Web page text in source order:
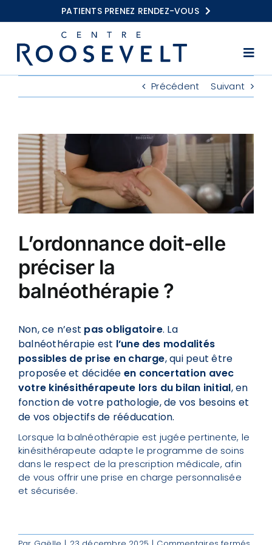
au
PATIENTS PRENEZ RENDEZ-VOUS
Balnéothérapie
Ostéopathie
Centres Roosevelt
Conseils
FAQ
Contact
Précédent Suivant
Voir
l'image
agrandie
L’ordonnance doit-elle
préciser la
balnéothérapie ?
Non, ce n’est pas obligatoire. La
balnéothérapie est l’une des modalités
possibles de prise en charge, qui peut être
proposée et décidée en concertation avec
votre kinésithérapeute lors du bilan initial, en
fonction de votre pathologie, de vos besoins et
de vos objectifs de rééducation.
Lorsque la balnéothérapie est jugée pertinente, le
kinésithérapeute adapte le programme de soins
dans le respect de la prescription médicale, afin
de vous offrir une prise en charge personnalisée
et sécurisée.